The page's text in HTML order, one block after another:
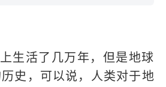
生活了几万年，但是地球
史，可以说，人类对于地